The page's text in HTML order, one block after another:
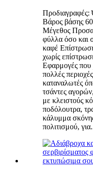
Βάρος βάσης
Μέγεθος
φύλλα όσο και
καφέ
χωρίς
Εφαρμογές που
πολλές
καταναλωτές
τσάντες
με κλειστούς
ποδόλουτρα,
κάλυμμα
πολιτισμού,